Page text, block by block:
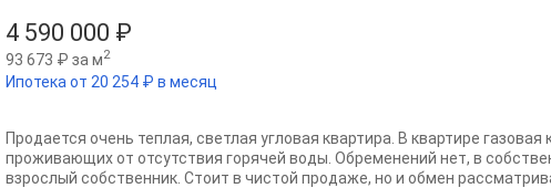
4 590 000 ₽
93 673 ₽ за м2
Ипотека от 20 254 ₽ в месяц
Продается очень теплая, светлая угловая квартира. В квартире газовая
проживающих от отсутствия горячей воды. Обременений нет, в
взрослый собственник. Стоит в чистой продаже, но и обмен